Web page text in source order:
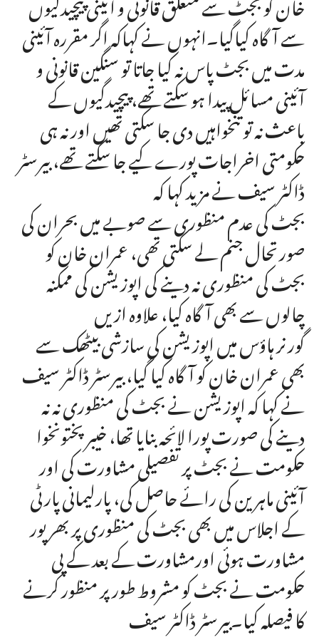
سے آگاہ کیاگیا۔انہوں نے کہاکہ اگر مقررہ آئینی
مدت میں بجٹ پاس نہ کیا جاتا تو سنگین قانونی و
آئینی مسائل پیدا ہو سکتے تھے، پیچیدگیوں کے
باعث نہ تو تنخواہیں دی جا سکتی تھیں اور نہ ہی
حکومتی اخراجات پورے کیے جا سکتے تھے، بیرسٹر
ڈاکٹر سیف نے مزید کہا کہ
بجٹ کی عدم منظوری سے صوبے میں بحران کی
صورتحال جنم لے سکتی تھی، عمران خان کو
بجٹ کی منظوری نہ دینے کی اپوزیشن کی ممکنہ
چالوں سے بھی آگاہ کیا، علاوہ ازیں
گورنر ہاؤس میں اپوزیشن کی سازشی بیٹھک سے
بھی عمران خان کو آگاہ کیا گیا، بیرسٹر ڈاکٹر سیف
نے کہا کہ اپوزیشن نے بجٹ کی منظوری نہ نہ
دینے کی صورت پورا لائحہ بنایا تھا، خیبرپختونخوا
حکومت نے بجٹ پر تفصیلی مشاورت کی اور
آئینی ماہرین کی رائے حاصل کی، پارلیمانی پارٹی
کے اجلاس میں بھی بجٹ کی منظوری پر بھرپور
مشاورت ہوئی اورمشاورت کے بعد کے پی
حکومت نے بجٹ کو مشروط طور پر منظور کرنے
کا فیصلہ کیا۔بیرسٹر ڈاکٹر سیف